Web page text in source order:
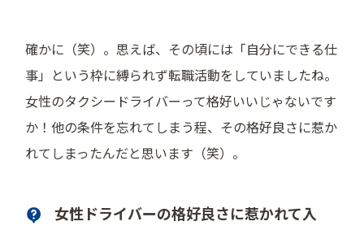
確かに（笑）。思えば、その頃には「自分にできる仕
事」という枠に縛られず転職活動をしていましたね。
女性のタクシードライバーって格好いいじゃないです
か！他の条件を忘れてしまう程、その格好良さに惹か
れてしまったんだと思います（笑）。
女性ドライバーの格好良さに惹かれて入